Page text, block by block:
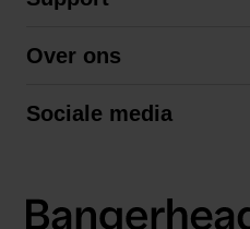
Algemene voorwaarden
Over ons
Sociale media
LinkedIn